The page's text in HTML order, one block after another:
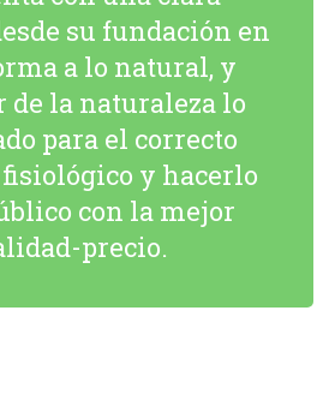
su fundación en
a lo natural, y
de la naturaleza lo
para el correcto
y hacerlo
con la mejor
precio.